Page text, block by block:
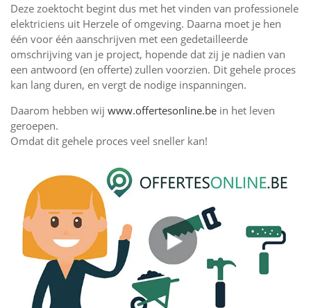
Deze zoektocht begint dus met het vinden van professionele
elektriciens uit Herzele of omgeving. Daarna moet je hen
één voor één aanschrijven met een gedetailleerde
omschrijving van je project, hopende dat zij je nadien van
een antwoord (en offerte) zullen voorzien. Dit gehele proces
kan lang duren, en vergt de nodige inspanningen.
Daarom hebben wij www.offertesonline.be in het leven
geroepen.
Omdat dit gehele proces veel sneller kan!